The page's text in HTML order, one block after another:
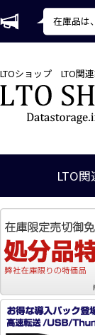
在庫品は
LTOショップ LTO関
LTO